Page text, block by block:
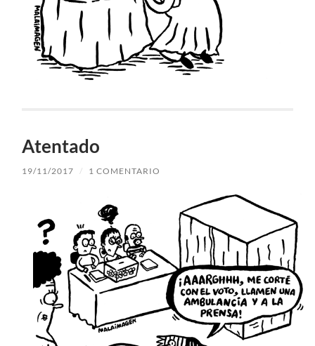
Atentado
19/11/2017 / 1 COMENTARIO